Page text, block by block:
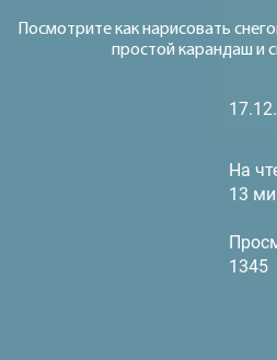
Посмотрите как нарисовать
простой карандаш и
На
13
1345